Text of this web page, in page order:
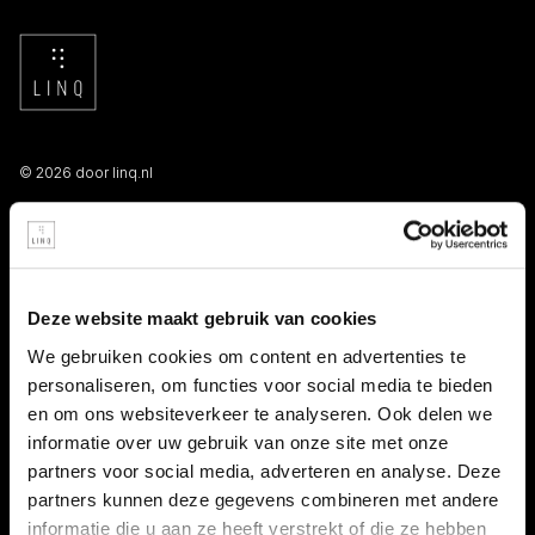
Deze website maakt gebruik van cookies
We gebruiken cookies om content en advertenties te
personaliseren, om functies voor social media te bieden
en om ons websiteverkeer te analyseren. Ook delen we
informatie over uw gebruik van onze site met onze
partners voor social media, adverteren en analyse. Deze
partners kunnen deze gegevens combineren met andere
informatie die u aan ze heeft verstrekt of die ze hebben
© 2026 door linq.nl
LINKS
Persooneelsgids uitzendkrachten
Antidiscriminatiebeleid
Klacht indienen